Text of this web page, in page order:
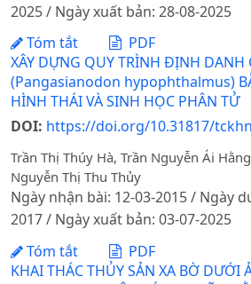
2025 / Ngày xuất bản: 28-08-2025
Tóm tắt
PDF
XÂY DỰNG QUY TRÌNH ĐỊNH DANH
(Pangasianodon hypophthalmus)
HÌNH THÁI VÀ SINH HỌC PHÂN TỬ
DOI: https://doi.org/10.31817/
Trần Thị Thúy Hà, Trần Nguyễn Ái
Nguyễn Thị Thu Thủy
Ngày nhận bài: 12-03-2015 / Ngày
2017 / Ngày xuất bản: 03-07-2025
Tóm tắt
PDF
KHAI THÁC THỦY SẢN XA BỜ DƯỚI